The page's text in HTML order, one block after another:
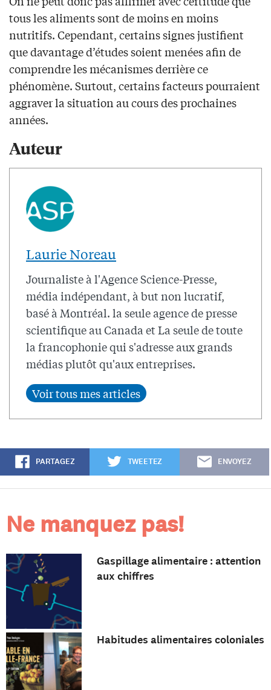
tous les aliments sont de moins en moins
nutritifs. Cependant, certains signes justifient
que davantage d’études soient menées afin de
comprendre les mécanismes derrière ce
phénomène. Surtout, certains facteurs pourraient
aggraver la situation au cours des prochaines
années.
Auteur
Laurie Noreau
Journaliste à l'Agence Science-Presse,
média indépendant, à but non lucratif,
basé à Montréal. la seule agence de presse
scientifique au Canada et La seule de toute
la francophonie qui s'adresse aux grands
médias plutôt qu'aux entreprises.
PARTAGEZ TWEETEZ ENVOYEZ
Ne manquez pas!
Gaspillage alimentaire : attention
aux chiffres
Habitudes alimentaires coloniales